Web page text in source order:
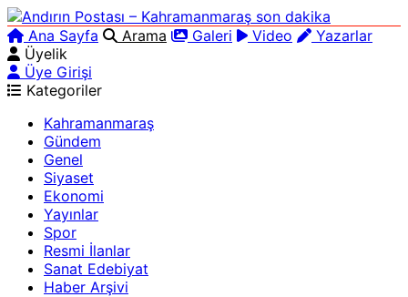
Ana Sayfa Arama Galeri Video
Yazarlar
Üyelik
Üye Girişi
Kategoriler
Kahramanmaraş
Gündem
Genel
Siyaset
Ekonomi
Yayınlar
Spor
Resmi İlanlar
Sanat Edebiyat
Haber Arşivi